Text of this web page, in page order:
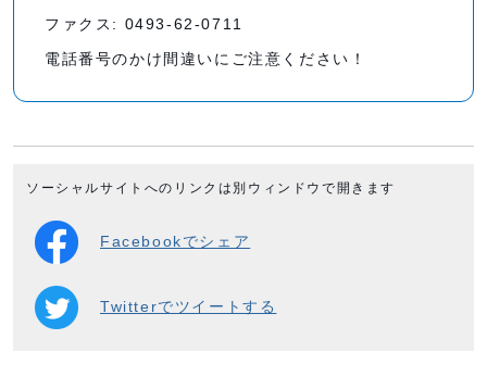
ファクス: 0493-62-0711
電話番号のかけ間違いにご注意ください！
ソーシャルサイトへのリンクは別ウィンドウで開きます
Facebookでシェア
Twitterでツイートする